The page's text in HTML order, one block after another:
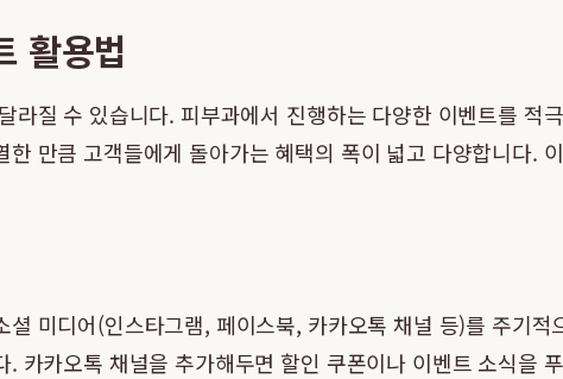
활용법
질 수 있습니다. 피부과에서 진행하는 다양한 이벤트를 적
한 만큼 고객들에게 돌아가는 혜택의 폭이 넓고 다양합니다.
미디어(인스타그램, 페이스북, 카카오톡 채널 등)를 주기적
카카오톡 채널을 추가해두면 할인 쿠폰이나 이벤트 소식을